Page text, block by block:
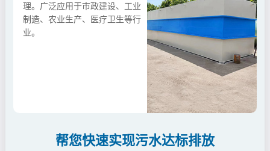
理。广泛应用于市政建设、工业
制造、农业生产、医疗卫生等行
业。
帮您快速实现污水达标排放